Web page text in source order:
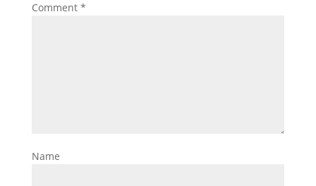
Comment *
Name